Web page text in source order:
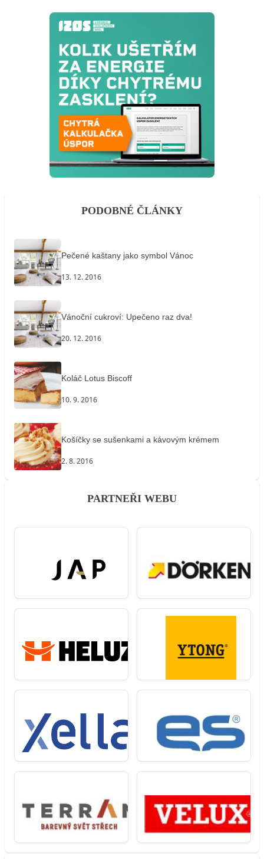
PODOBNÉ ČLÁNKY
Pečené kaštany jako symbol Vánoc
13. 12. 2016
Vánoční cukroví: Upečeno raz dva!
20. 12. 2016
Koláč Lotus Biscoff
10. 9. 2016
Košíčky se sušenkami a kávovým krémem
2. 8. 2016
PARTNEŘI WEBU